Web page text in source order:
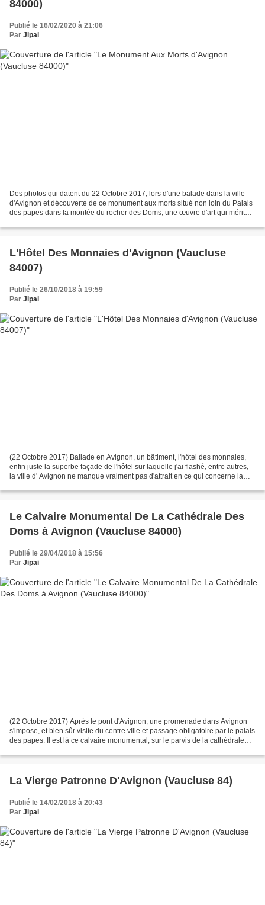
84000)
Publié le 16/02/2020 à 21:06
Par Jipai
Des photos qui datent du 22 Octobre 2017, lors d'une balade dans la ville
d'Avignon et découverte de ce monument aux morts situé non loin du Palais
des papes dans la montée du rocher des Doms, une œuvre d'art qui mérite
L'Hôtel Des Monnaies d'Avignon (Vaucluse
84007)
Publié le 26/10/2018 à 19:59
Par Jipai
(22 Octobre 2017) Ballade en Avignon, un bâtiment, l'hôtel des monnaies,
enfin juste la superbe façade de l'hôtel sur laquelle j'ai flashé, entre autres,
la ville d' Avignon ne manque vraiment pas d'attrait en ce qui concerne la
Le Calvaire Monumental De La Cathédrale Des
Doms à Avignon (Vaucluse 84000)
Publié le 29/04/2018 à 15:56
Par Jipai
(22 Octobre 2017) Après le pont d'Avignon, une promenade dans Avignon
s'impose, et bien sûr visite du centre ville et passage obligatoire par le palais
des papes. Il est là ce calvaire monumental, sur le parvis de la cathédrale
La Vierge Patronne D'Avignon (Vaucluse 84)
Publié le 14/02/2018 à 20:43
Par Jipai